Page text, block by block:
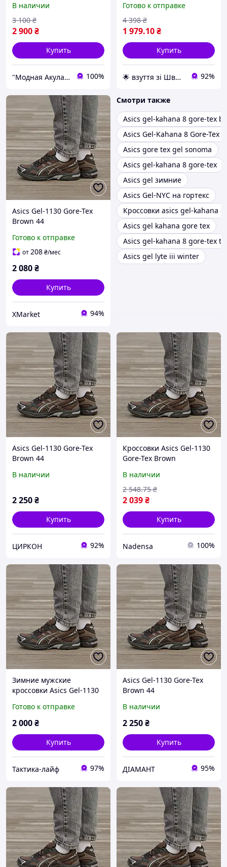
теплые коричневые
асикс гель 1130 гортекс
термо shark
В наличии
2 900₴
3 100 ₴
Купить
"Модная Акула" интернет магазин одежды и обуви 100%
размер
Готово к отправке
1 979.10₴
4 398 ₴
Купить
🌟 взуття зі Швеції, миттєво 🚚💨 без передоплат 92%
Asics Gel-1130 Gore-Tex
Brown 44
Готово к отправке
от208₴/мес
2 080₴
Купить
XMarket 94%
Смотри также
Asics gel-kahana 8 gore-tex
Asics Gel-Kahana 8 Gore-Tex
Asics gore tex gel sonoma
Asics gel-kahana 8 gore-tex
Asics gel зимние
Asics Gel-NYC на гортекс
Кроссовки asics gel-kahana
Asics gel kahana gore tex
Asics gel-kahana 8 gore-tex
Asics gel lyte iii winter
Asics Gel-1130 Gore-Tex
Brown 44
В наличии
2 250₴
Купить
ЦИРКОН 92%
Кроссовки Asics Gel-1130
Gore-Tex Brown
водонепроницаемые
осенне-зимние мужские
44 28.0 см
В наличии
2 039₴
2 548.75 ₴
Купить
Nadensa 100%
Зимние мужские
кроссовки Asics Gel-1130
модные зимние
кроссовки
Готово к отправке
2 000₴
Купить
Тактика-лайф 97%
Asics Gel-1130 Gore-Tex
Brown 44
В наличии
2 250₴
Купить
ДІАМАНТ 95%